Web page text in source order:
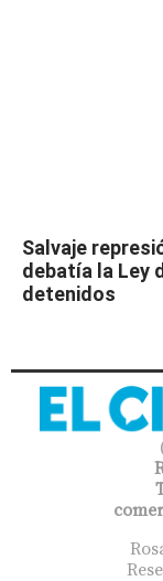
Salvaje
debatía la Ley
detenidos